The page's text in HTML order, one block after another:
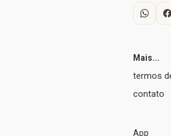
Mais...
termos
contato
App